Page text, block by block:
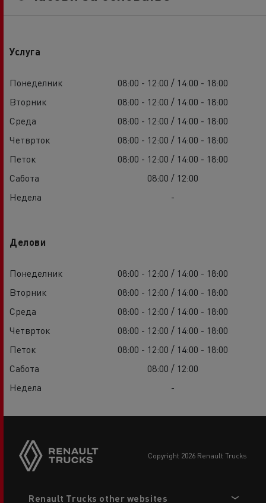
Услуга
Понеделник
08:00 - 12:00 / 14:00 - 18:00
Вторник
08:00 - 12:00 / 14:00 - 18:00
Среда
08:00 - 12:00 / 14:00 - 18:00
Четврток
08:00 - 12:00 / 14:00 - 18:00
Петок
08:00 - 12:00 / 14:00 - 18:00
Сабота
08:00 / 12:00
Недела
-
Делови
Понеделник
08:00 - 12:00 / 14:00 - 18:00
Вторник
08:00 - 12:00 / 14:00 - 18:00
Среда
08:00 - 12:00 / 14:00 - 18:00
Четврток
08:00 - 12:00 / 14:00 - 18:00
Петок
08:00 - 12:00 / 14:00 - 18:00
Сабота
08:00 / 12:00
Недела
-
copyright 2026 Renault Trucks
Renault Trucks other websites